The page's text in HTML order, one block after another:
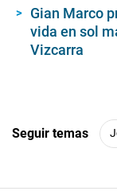
Gian Marco
vida en sol
Vizcarra
Seguir temas